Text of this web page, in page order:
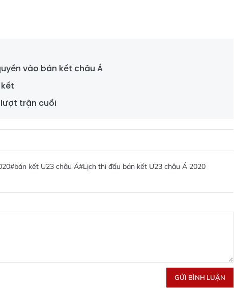
vào bán kết châu Á
lượt trận cuối
#bán kết U23 châu Á#Lịch thi đấu bán kết U23 châu Á 2020
GỬI BÌNH LUẬN